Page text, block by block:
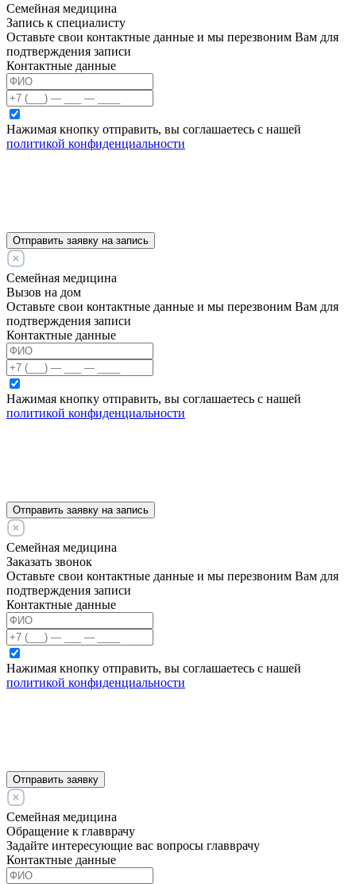
Семейная медицина
Запись к специалисту
Оставьте свои контактные данные и мы перезвоним Вам для
подтверждения записи
Контактные данные
Нажимая кнопку отправить, вы соглашаетесь с нашей
политикой конфиденциальности
Отправить заявку на запись
Семейная медицина
Вызов на дом
Оставьте свои контактные данные и мы перезвоним Вам для
подтверждения записи
Контактные данные
Нажимая кнопку отправить, вы соглашаетесь с нашей
политикой конфиденциальности
Отправить заявку на запись
Семейная медицина
Заказать звонок
Оставьте свои контактные данные и мы перезвоним Вам для
подтверждения записи
Контактные данные
Нажимая кнопку отправить, вы соглашаетесь с нашей
политикой конфиденциальности
Отправить заявку
Семейная медицина
Обращение к главврачу
Задайте интересующие вас вопросы главврачу
Контактные данные